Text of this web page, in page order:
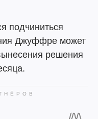
подчиниться
Джуффре может
решения